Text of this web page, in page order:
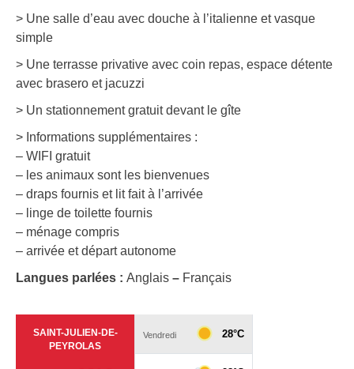
> Une salle d’eau avec douche à l’italienne et vasque
simple
> Une terrasse privative avec coin repas, espace détente
avec brasero et jacuzzi
> Un stationnement gratuit devant le gîte
> Informations supplémentaires :
– WIFI gratuit
– les animaux sont les bienvenues
– draps fournis et lit fait à l’arrivée
– linge de toilette fournis
– ménage compris
– arrivée et départ autonome
Langues parlées : Anglais – Français